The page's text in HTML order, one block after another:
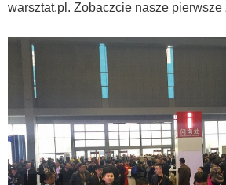
warsztat.pl. Zobaczcie nasze pierwsze